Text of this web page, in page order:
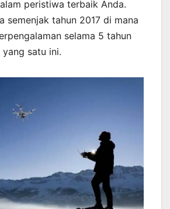
peristiwa terbaik Anda.
semenjak tahun 2017 di mana
selama 5 tahun
satu ini.